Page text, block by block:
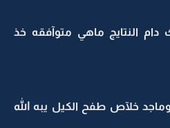
دام النتايج ماهي متوآفقه خذ
خلآص طفح الكيل يبه الله